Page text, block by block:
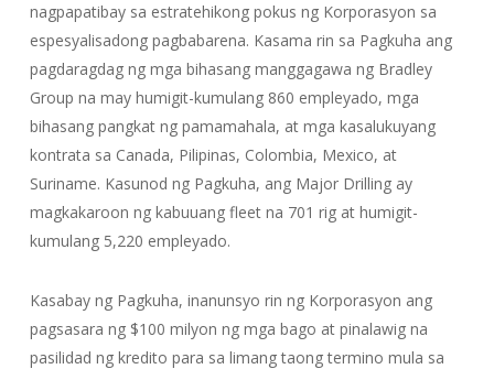
nagpapatibay sa estratehikong pokus ng Korporasyon sa
espesyalisadong pagbabarena. Kasama rin sa Pagkuha ang
pagdaragdag ng mga bihasang manggagawa ng Bradley
Group na may humigit-kumulang 860 empleyado, mga
bihasang pangkat ng pamamahala, at mga kasalukuyang
kontrata sa Canada, Pilipinas, Colombia, Mexico, at
Suriname. Kasunod ng Pagkuha, ang Major Drilling ay
magkakaroon ng kabuuang fleet na 701 rig at humigit-
kumulang 5,220 empleyado.
Kasabay ng Pagkuha, inanunsyo rin ng Korporasyon ang
pagsasara ng $100 milyon ng mga bago at pinalawig na
pasilidad ng kredito para sa limang taong termino mula sa